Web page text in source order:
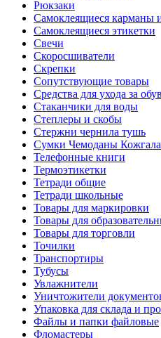
Рюкзаки
Самоклеящиеся карманы
Самоклеящиеся этикетки
Свечи
Скоросшиватели
Скрепки
Сопутствующие товары
Средства для ухода за
Стаканчики для воды
Степлеры и скобы
Стержни чернила тушь
Сумки Чемоданы
Телефонные книги
Термоэтикетки
Тетради общие
Тетради школьные
Товары для маркировки
Товары для
Товары для торговли
Точилки
Транспортиры
Тубусы
Увлажнители
Уничтожители
Упаковка для склада и
Файлы и папки файловые
Фломастеры